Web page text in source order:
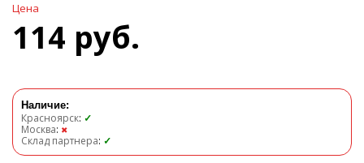
Цена
114 руб.
Наличие:
Красноярск: ✓
Москва: ✖
Склад партнера: ✓